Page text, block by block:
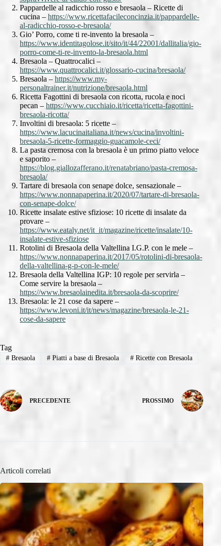
Pappardelle al radicchio rosso e bresaola – Ricette di
cucina –https://www.ricettafacileconcinzia.it/pappardelle-
al-radicchio-rosso-e-bresaola/
Gio’ Porro, come ti re-invento la bresaola –
https://www.identitagolose.it/sito/it/44/22001/dallitalia/gio-
porro-come-ti-re-invento-la-bresaola.html
Bresaola – Quattrocalici –
https://www.quattrocalici.it/glossario-cucina/bresaola/
Bresaola – https://www.my-
personaltrainer.it/nutrizione/bresaola.html
Ricetta Fagottini di bresaola con ricotta, rucola e noci
pecan – https://www.cucchiaio.it/ricetta/ricetta-fagottini-
bresaola-ricotta/
Involtini di bresaola: 5 ricette –
https://www.lacucinaitaliana.it/news/cucina/involtini-
bresaola-5-ricette-formaggio-guacamole-ceci/
La pasta cremosa con la bresaola è un primo piatto veloce
e saporito –
https://blog.giallozafferano.it/renatabriano/pasta-cremosa-
bresaola/
Tartare di bresaola con senape dolce, sensazionale –
https://www.nonnapaperina.it/2020/07/tartare-di-bresaola-
con-senape-dolce/
Ricette insalate estive sfiziose: 10 ricette di insalate da
provare –
https://www.eataly.net/it_it/magazine/ricette/insalate/10-
insalate-estive-sfiziose
Rotolini di Bresaola della Valtellina I.G.P. con le mele –
https://www.nonnapaperina.it/2017/05/rotolini-di-bresaola-
della-valtellina-g-p-con-le-mele/
Bresaola della Valtellina IGP: 10 regole per servirla –
Come servire la bresaola –
https://www.bresaolainedita.it/bresaola-da-scoprire/
Bresaola: le 21 cose da sapere –
https://www.levoni.it/it/news/magazine/bresaola-le-21-
cose-da-sapere
Tag
#Bresaola #Piatti a base di Bresaola # Ricette con Bresaola
PRECEDENTE PROSSIMO
Articoli correlati